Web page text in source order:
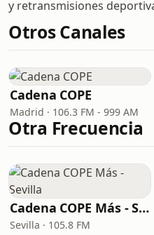
y retransmisiones
Otros Canales
Cadena COPE
Madrid · 106.3 FM - 999 AM
Otra Frecuencia
Cadena COPE Más - Sevilla
Sevilla · 105.8 FM